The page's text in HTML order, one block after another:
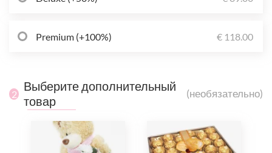
Premium (+100%) € 118.00
2
Выберите дополнительный
товар
(необязательно)